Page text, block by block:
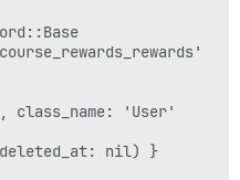
class_name: 'User'
nil) }